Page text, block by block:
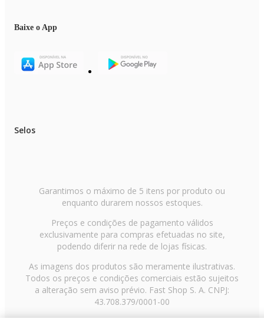
Baixe o App
Selos
Garantimos o máximo de 5 itens por produto ou
enquanto durarem nossos estoques.
Preços e condições de pagamento válidos
exclusivamente para compras efetuadas no site,
podendo diferir na rede de lojas físicas.
As imagens dos produtos são meramente ilustrativas.
Todos os preços e condições comerciais estão sujeitos
a alteração sem aviso prévio. Fast Shop S. A. CNPJ:
43.708.379/0001-00
Avenida Zaki Narchi, nº 1650, sobreloja, Carandiru, São